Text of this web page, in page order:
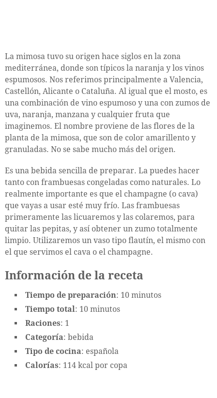
La mimosa tuvo su origen hace siglos en la zona
mediterránea, donde son típicos la naranja y los vinos
espumosos. Nos referimos principalmente a Valencia,
Castellón, Alicante o Cataluña. Al igual que el mosto, es
una combinación de vino espumoso y una con zumos de
uva, naranja, manzana y cualquier fruta que
imaginemos. El nombre proviene de las flores de la
planta de la mimosa, que son de color amarillento y
granuladas. No se sabe mucho más del origen.
Es una bebida sencilla de preparar. La puedes hacer
tanto con frambuesas congeladas como naturales. Lo
realmente importante es que el champagne (o cava)
que vayas a usar esté muy frío. Las frambuesas
primeramente las licuaremos y las colaremos, para
quitar las pepitas, y así obtener un zumo totalmente
limpio. Utilizaremos un vaso tipo flautín, el mismo con
el que servimos el cava o el champagne.
Información de la receta
Tiempo de preparación: 10 minutos
Tiempo total : 10 minutos
Raciones: 1
Categoría: bebida
Tipo de cocina: española
Calorías: 114 kcal por copa